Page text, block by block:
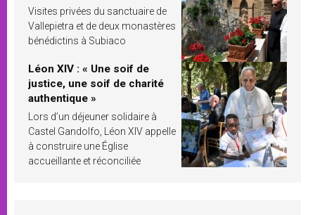
Visites privées du sanctuaire de
Vallepietra et de deux monastères
bénédictins à Subiaco
Léon XIV : « Une soif de
justice, une soif de charité
authentique »
Lors d’un déjeuner solidaire à
Castel Gandolfo, Léon XIV appelle
à construire une Église
accueillante et réconciliée